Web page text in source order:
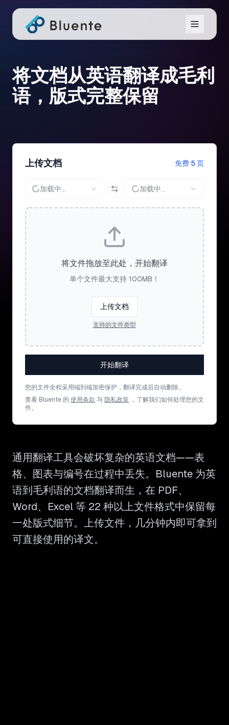
将文档从英语翻译成毛利
语，版式完整保留
上传文档 免费 5 页
加载中... 加载中...
将文件拖放至此处，开始翻译
单个文件最大支持 100MB！
上传文档
支持的文件类型
开始翻译
您的文件全程采用端到端加密保护，翻译完成后自动删除。
查看 Bluente 的 使用条款 与隐私政策 ，了解我们如何处理您的文
件。
通用翻译工具会破坏复杂的英语文档——表
格、图表与编号在过程中丢失。Bluente 为英
语到毛利语的文档翻译而生，在 PDF、
Word、Excel 等 22 种以上文件格式中保留每
一处版式细节。上传文件，几分钟内即可拿到
可直接使用的译文。